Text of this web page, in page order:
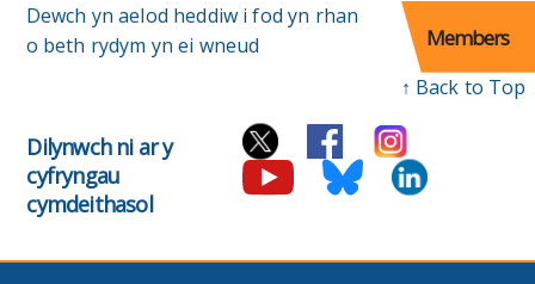
Dewch yn aelod heddiw i fod yn rhan
o beth rydym yn ei wneud
Members
↑ Back to Top
Dilynwch ni ar y
cyfryngau
cymdeithasol